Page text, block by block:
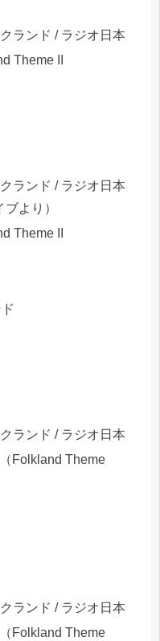
ランド / ラジオ日本
Theme II
ランド / ラジオ日本
より）
Theme II
ランド / ラジオ日本
Folkland Theme
ランド / ラジオ日本
Folkland Theme